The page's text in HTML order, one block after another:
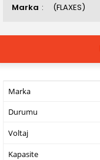
Marka (FLAXES)
Marka
Durumu
Voltaj
Kapasite